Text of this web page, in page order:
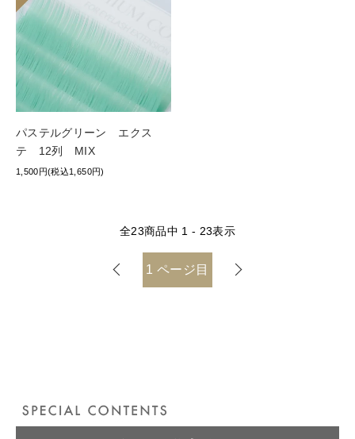
パステルグリーン エクス
テ 12列 MIX
1,500円(税込1,650円)
全23商品中 1 - 23表示
1ページ目